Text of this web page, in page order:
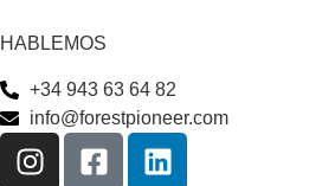
HABLEMOS
+34 943 63 64 82
info@forestpioneer.com